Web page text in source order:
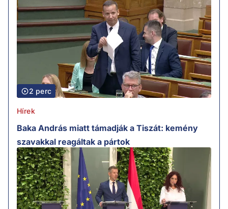
2 perc
Hírek
Baka András miatt támadják a Tiszát: kemény
szavakkal reagáltak a pártok